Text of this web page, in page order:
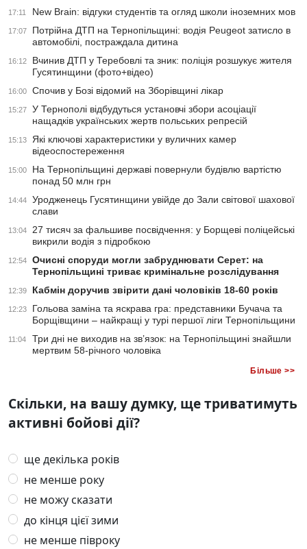
17:11 New Brain: відгуки студентів та огляд школи іноземних мов
17:07
Потрійна ДТП на Тернопільщині: водія Peugeot затисло в
автомобілі, постраждала дитина
16:12
Вчинив ДТП у Теребовлі та зник: поліція розшукує жителя
Гусятинщини (фото+відео)
16:00 Спочив у Бозі відомий на Зборівщині лікар
15:27
У Тернополі відбудуться установчі збори асоціації
нащадків українських жертв польських репресій
15:13
Які ключові характеристики у вуличних камер
відеоспостереження
15:00
На Тернопільщині державі повернули будівлю вартістю
понад 50 млн грн
14:44
Уродженець Гусятинщини увійде до Зали світової шахової
слави
13:04
27 тисяч за фальшиве посвідчення: у Борщеві поліцейські
викрили водія з підробкою
12:54
Очисні споруди могли забруднювати Серет: на
Тернопільщині триває кримінальне розслідування
12:39 Кабмін доручив звірити дані чоловіків 18-60 років
12:23
Гольова заміна та яскрава гра: представники Бучача та
Борщівщини – найкращі у турі першої ліги Тернопільщини
11:04
Три дні не виходив на зв’язок: на Тернопільщині знайшли
мертвим 58-річного чоловіка
Більше >>
Скільки, на вашу думку, ще триватимуть
активні бойові дії?
ще декілька років
не менше року
не можу сказати
до кінця цієї зими
не менше півроку